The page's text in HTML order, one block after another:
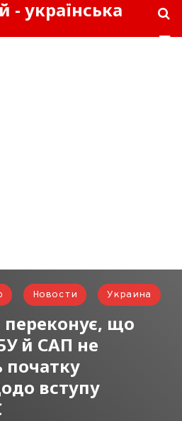
- українська
Новости Украина
що
й САП не
вступу